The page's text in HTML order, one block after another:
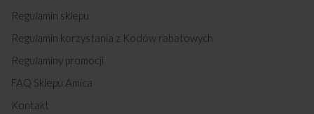
Regulamin sklepu
Regulamin korzystania z Kodów rabatowych
Regulaminy promocji
FAQ Sklepu Amica
Kontakt